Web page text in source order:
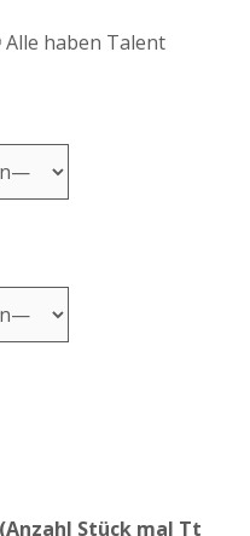
Alle haben Talent
Stück mal Tt